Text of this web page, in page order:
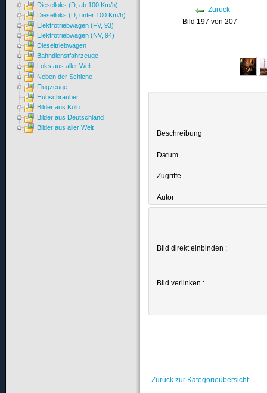
Zurück
Bild 197 von 207
Beschreibung
Datum
Zugriffe
Autor
Bild direkt einbinden :
Bild verlinken :
Zurück zur Kategorieübersicht
Dieselloks (D, ab 100 Km/h)
Dieselloks (D, unter 100 Km/h)
Elektrotriebwagen (FV, 93)
Elektrotriebwagen (NV, 94)
Dieseltriebwagen
Bahndienstfahrzeuge
Loks aus aller Welt
Neben der Schiene
Flugzeuge
Hubschrauber
Bilder aus Köln
Bilder aus Deutschland
Bilder aus aller Welt